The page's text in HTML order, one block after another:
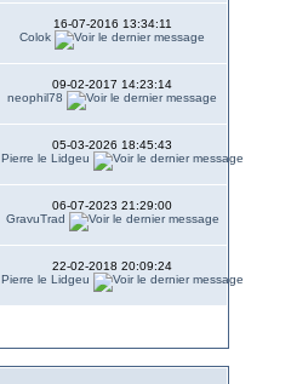
16-07-2016 13:34:11
Colok
09-02-2017 14:23:14
neophil78
05-03-2026 18:45:43
Pierre le Lidgeu
06-07-2023 21:29:00
GravuTrad
22-02-2018 20:09:24
Pierre le Lidgeu